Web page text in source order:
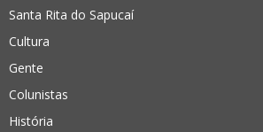
Santa Rita do Sapucaí
Cultura
Gente
Colunistas
História